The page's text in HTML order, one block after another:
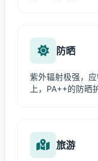
防晒
紫外辐射极强，
上，PA++的防晒
旅游